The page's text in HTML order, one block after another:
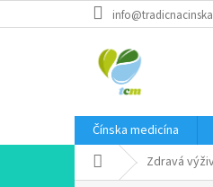
na
Čínska medicína
Domov Zdravá